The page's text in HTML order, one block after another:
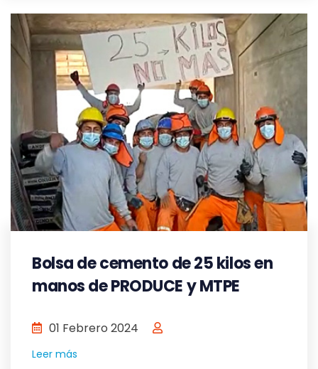
Bolsa de cemento de 25 kilos en
manos de PRODUCE y MTPE
01 Febrero 2024
Leer más